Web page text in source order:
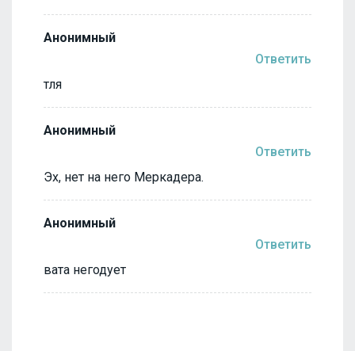
Анонимный
Ответить
тля
Анонимный
Ответить
Эх, нет на него Меркадера.
Анонимный
Ответить
вата негодует